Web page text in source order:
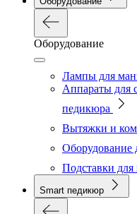
Оборудование
Лампы для
Аппараты для
педикюра
Вытяжки и
Оборудование
Подставки
Smart педикюр